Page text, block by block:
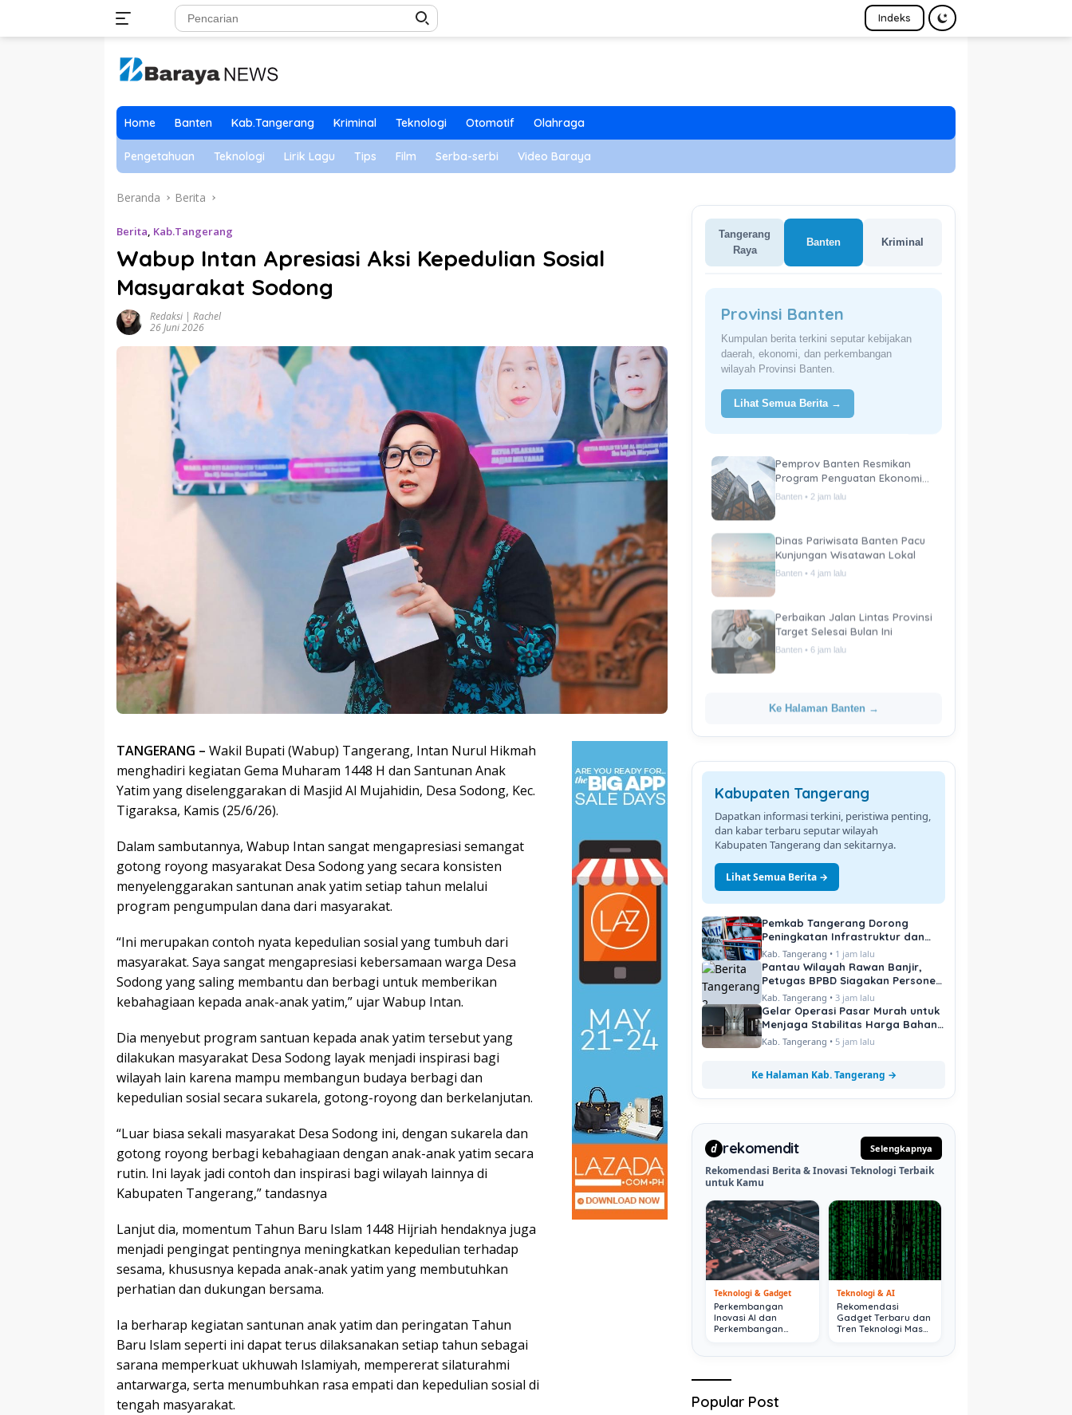
Indeks
Home Banten Kab.Tangerang Kriminal Teknologi Otomotif Olahraga
Pengetahuan Teknologi Lirik Lagu Tips Film Serba-serbi Video Baraya
Beranda Berita
Berita, Kab.Tangerang
Wabup Intan Apresiasi Aksi Kepedulian Sosial
Masyarakat Sodong
Redaksi | Rachel
26 Juni 2026
TANGERANG – Wakil Bupati (Wabup) Tangerang, Intan Nurul Hikmah
menghadiri kegiatan Gema Muharam 1448 H dan Santunan Anak
Yatim yang diselenggarakan di Masjid Al Mujahidin, Desa Sodong, Kec.
Tigaraksa, Kamis (25/6/26).
Dalam sambutannya, Wabup Intan sangat mengapresiasi semangat
gotong royong masyarakat Desa Sodong yang secara konsisten
menyelenggarakan santunan anak yatim setiap tahun melalui
program pengumpulan dana dari masyarakat.
“Ini merupakan contoh nyata kepedulian sosial yang tumbuh dari
masyarakat. Saya sangat mengapresiasi kebersamaan warga Desa
Sodong yang saling membantu dan berbagi untuk memberikan
kebahagiaan kepada anak-anak yatim,” ujar Wabup Intan.
Dia menyebut program santuan kepada anak yatim tersebut yang
dilakukan masyarakat Desa Sodong layak menjadi inspirasi bagi
wilayah lain karena mampu membangun budaya berbagi dan
kepedulian sosial secara sukarela, gotong-royong dan berkelanjutan.
“Luar biasa sekali masyarakat Desa Sodong ini, dengan sukarela dan
gotong royong berbagi kebahagiaan dengan anak-anak yatim secara
rutin. Ini layak jadi contoh dan inspirasi bagi wilayah lainnya di
Kabupaten Tangerang,” tandasnya
Lanjut dia, momentum Tahun Baru Islam 1448 Hijriah hendaknya juga
menjadi pengingat pentingnya meningkatkan kepedulian terhadap
sesama, khususnya kepada anak-anak yatim yang membutuhkan
perhatian dan dukungan bersama.
Ia berharap kegiatan santunan anak yatim dan peringatan Tahun
Baru Islam seperti ini dapat terus dilaksanakan setiap tahun sebagai
sarana memperkuat ukhuwah Islamiyah, mempererat silaturahmi
antarwarga, serta menumbuhkan rasa empati dan kepedulian sosial di
tengah masyarakat.
Tangerang
Raya
Banten Kriminal
Provinsi Banten
Kumpulan berita terkini seputar kebijakan
daerah, ekonomi, dan perkembangan
wilayah Provinsi Banten.
Lihat Semua Berita →
Pemprov Banten Resmikan
Program Penguatan Ekonomi
Daerah
Banten • 2 jam lalu
Dinas Pariwisata Banten Pacu
Kunjungan Wisatawan Lokal
Banten • 4 jam lalu
Perbaikan Jalan Lintas Provinsi
Target Selesai Bulan Ini
Banten • 6 jam lalu
Ke Halaman Banten →
Kabupaten Tangerang
Dapatkan informasi terkini, peristiwa penting,
dan kabar terbaru seputar wilayah
Kabupaten Tangerang dan sekitarnya.
Lihat Semua Berita →
Pemkab Tangerang Dorong
Peningkatan Infrastruktur dan
Pelayanan Publik
Kab. Tangerang • 1 jam lalu
Pantau Wilayah Rawan Banjir,
Petugas BPBD Siagakan Personel
di Titik Kritis
Kab. Tangerang •3 jam lalu
Gelar Operasi Pasar Murah untuk
Menjaga Stabilitas Harga Bahan
Pokok
Kab. Tangerang • 5 jam lalu
Ke Halaman Kab. Tangerang →
d rekomendit Selengkapnya
Rekomendasi Berita & Inovasi Teknologi Terbaik
untuk Kamu
Teknologi & Gadget
Perkembangan
Inovasi AI dan
Perkembangan
Teknologi & AI
Rekomendasi
Gadget Terbaru dan
Tren Teknologi Masa
Popular Post